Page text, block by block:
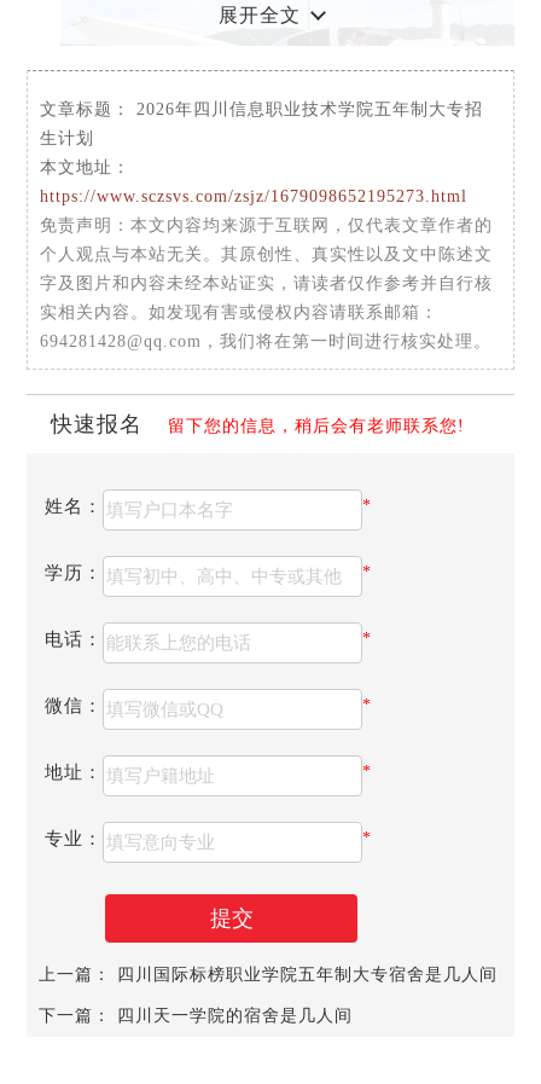
专业名称 联办学校名称
招生计划
人数
应用电子技术，机械设计与
制造
成都电子信息学校 100
应用电子技术
四川剑阁职业高级
中学
50
四川信息职业技术学院五年制大专学校是一所国有公办的
产厅，是四川唯一一所信息类公办高等职业院校。2013年7月
成功创建四川省级示范性高等职业院校。
行业优势与专业特色：信息产业是我省的重要支柱产业，
学院作为我省信息产业高技能人才培养的重要基地，以市场
和就业为导向设置专业，优化专业结构，开设了应用电子技
子信息、制造、农林牧渔、土建、财经、旅游六大类，基本
展开全文
文章标题：2026年四川信息职业技术学院五年制大专招
生计划
本文地址：
https://www.sczsvs.com/zsjz/1679098652195273.html
免责声明 ：本文内容均来源于互联网，仅代表文章作者的
个人观点与本站无关。其原创性、真实性以及文中陈述文
字及图片和内容未经本站证实，请读者仅作参考并自行核
实相关内容。如发现有害或侵权内容请联系邮箱：
694281428@qq.com，我们将在第一时间进行核实处理。
快速报名 留下您的信息，稍后会有老师联系您!
姓名： *
学历： *
电话： *
微信： *
地址： *
专业： *
提交
上一篇： 四川国际标榜职业学院五年制大专宿舍是几人间
下一篇： 四川天一学院的宿舍是几人间